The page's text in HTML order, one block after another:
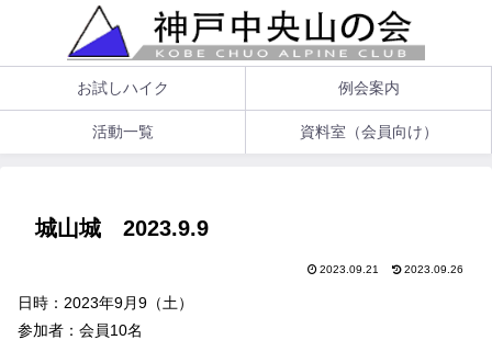
お試しハイク 例会案内
活動一覧 資料室（会員向け）
城山城 2023.9.9
2023.09.21 2023.09.26
日時：2023年9月9（土）
参加者：会員10名